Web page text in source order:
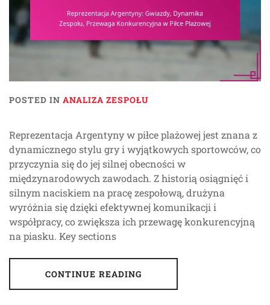
POSTED IN ANALIZA ZESPOŁU
Reprezentacja Argentyny w piłce plażowej jest znana z
dynamicznego stylu gry i wyjątkowych sportowców, co
przyczynia się do jej silnej obecności w
międzynarodowych zawodach. Z historią osiągnięć i
silnym naciskiem na pracę zespołową, drużyna
wyróżnia się dzięki efektywnej komunikacji i
współpracy, co zwiększa ich przewagę konkurencyjną
na piasku. Key sections
CONTINUE READING